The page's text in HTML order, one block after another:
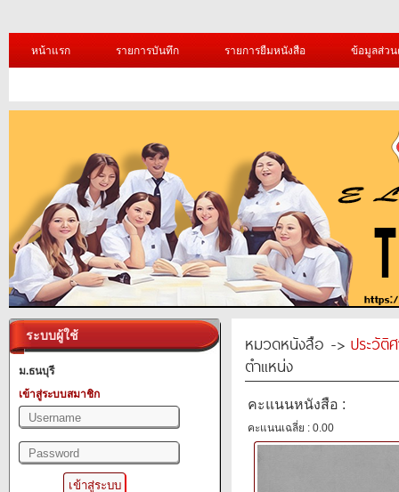
หน้าแรก รายการบันทึก รายการยืมหนังสือ ข้อมูลส่ว
ระบบผู้ใช้
ม.ธนบุรี
เข้าสู่ระบบสมาชิก
หมวดหนังสือ -> ประวัติ
ตำแหน่ง
คะแนนหนังสือ :
คะแนนเฉลี่ย : 0.00